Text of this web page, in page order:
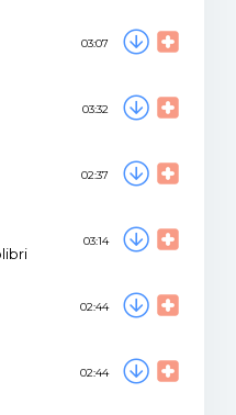
03:07
03:32
02:37
03:14
02:44
02:44